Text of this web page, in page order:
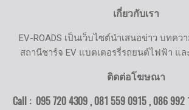
เกี่ยวกับเรา
EV-ROADS เป็นเว็บไซต์นำเสนอข่าว บทค
สถานีชาร์จ EV แบตเตอรรี่รถยนต์ไฟฟ้า แ
ติดต่อโฆษณา
Call : 095 720 4309 , 081 559 0915 , 086 992